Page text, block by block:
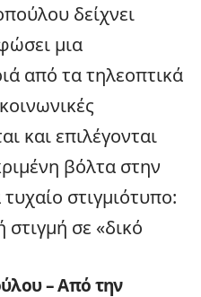
δείχνει
μια
από τα τηλεοπτικά
και επιλέγονται
βόλτα στην
στιγμιότυπο:
στιγμή σε «δικό
– Από την